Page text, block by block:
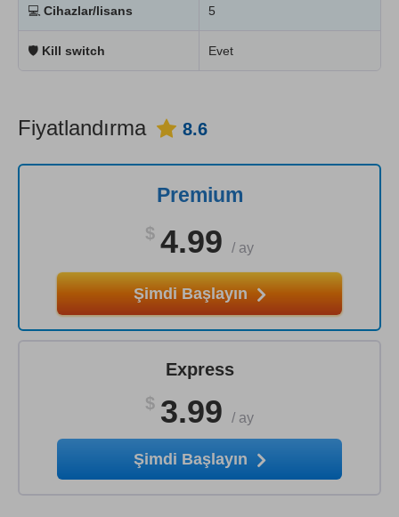
💻 Cihazlar/lisans 5
🛡 Kill switch Evet
Fiyatlandırma 8.6
Premium
$ 4.99 / ay
Şimdi Başlayın
Express
$ 3.99 / ay
Şimdi Başlayın